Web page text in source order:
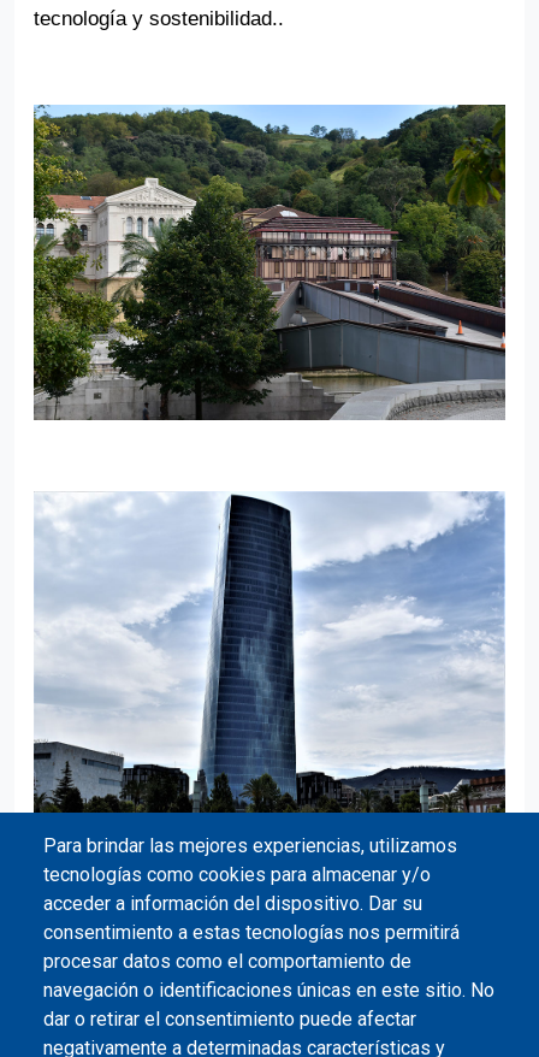
tecnología y sostenibilidad..
*En estas dos imágenes observamos,
respectivamente, la pasarela Pedro Arrupe con la
Universidad de Deusto al fondo, y la torre Iberdrola.
Para brindar las mejores experiencias, utilizamos
tecnologías como cookies para almacenar y/o
acceder a información del dispositivo. Dar su
consentimiento a estas tecnologías nos permitirá
procesar datos como el comportamiento de
navegación o identificaciones únicas en este sitio. No
dar o retirar el consentimiento puede afectar
negativamente a determinadas características y